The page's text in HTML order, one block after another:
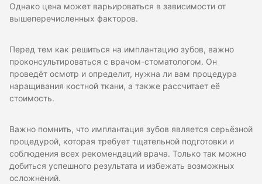
Однако цена может варьироваться в зависимости от
вышеперечисленных факторов.
Перед тем как решиться на имплантацию зубов, важно
проконсультироваться с врачом-стоматологом. Он
проведёт осмотр и определит, нужна ли вам процедура
наращивания костной ткани, а также рассчитает её
стоимость.
Важно помнить, что имплантация зубов является серьёзной
процедурой, которая требует тщательной подготовки и
соблюдения всех рекомендаций врача. Только так можно
добиться успешного результата и избежать возможных
осложнений.